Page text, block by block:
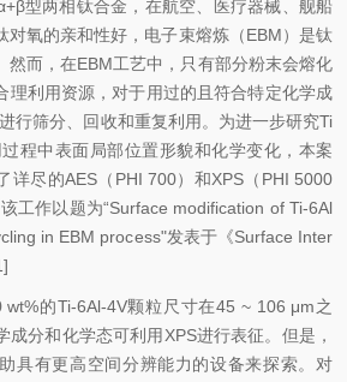
型两相钛合金，在航空、医疗器械、舰船
对氧的亲和性好，电子束熔炼（EBM）是钛
然而，在EBM工艺中，只有部分粉末会熔化
理利用资源，对于用过的且符合特定化学成
行筛分、回收和重复利用。为进一步研究Ti
程中表面局部位置形貌和化学变化，本案
详尽的AES（PHI 700）和XPS（PHI 5000
工作以题为“Surface modification of Ti-6Al
in EBM process"发表于《Surface Inter
的Ti-6Al-4V颗粒尺寸在45 ~ 106 μm之
成分和化学态可利用XPS进行表征。但是，
具有更高空间分辨能力的设备来探索。对